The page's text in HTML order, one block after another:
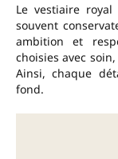
Le vestiaire
souvent
ambition et
choisies avec
Ainsi, chaque
fond.